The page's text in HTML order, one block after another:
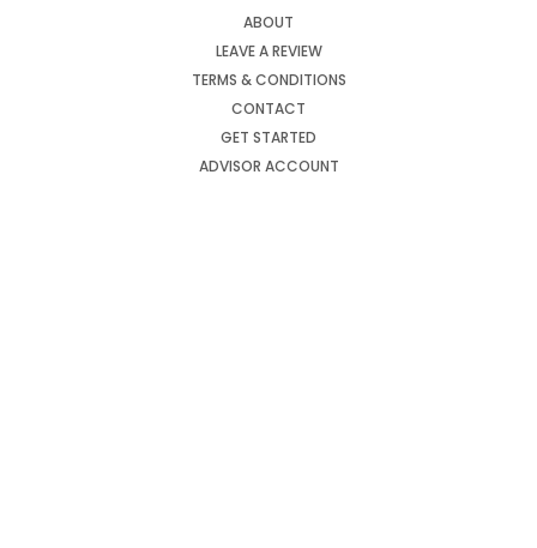
ABOUT
LEAVE A REVIEW
TERMS & CONDITIONS
CONTACT
GET STARTED
ADVISOR ACCOUNT